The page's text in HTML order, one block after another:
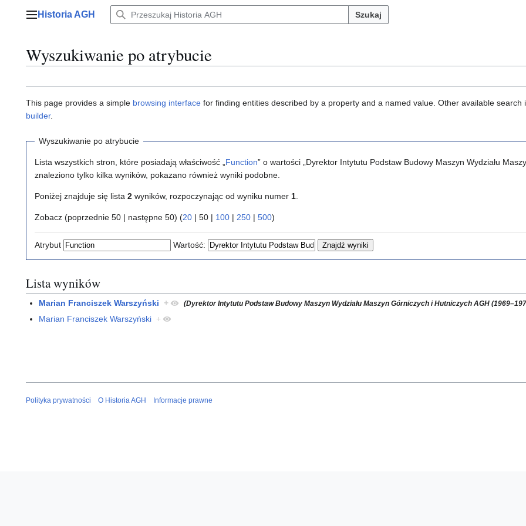
Menu główne
Historia AGH Szukaj
Wyszukiwanie po atrybucie
This page provides a simple browsing interface for finding entities described by a property and a named value. Other available
builder.
Wyszukiwanie po atrybucie
Lista wszystkich stron, które posiadają właściwość „ Function” o wartości „Dyrektor Intytutu Podstaw Budowy Maszyn Wydziału
znaleziono tylko kilka wyników, pokazano również wyniki podobne.
Poniżej znajduje się lista 2 wyników, rozpoczynając od wyniku numer 1
Zobacz (poprzednie 50 | następne 50) (20 | 50 | 100 | 250 | 500)
Atrybut Wartość:
Lista wyników
Marian Franciszek Warszyński + (Dyrektor Intytutu Podstaw Budowy Maszyn Wydziału Maszyn Górniczych i Hutniczych AGH
Marian Franciszek Warszyński +
Polityka prywatności O Historia AGH Informacje prawne